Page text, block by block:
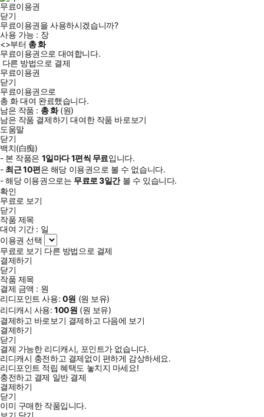
무료이용권
닫기
무료이용권을 사용하시겠습니까?
사용 가능 : 장
<>부터 총화
무료이용권으로 대여합니다.
다른 방법으로 결제
무료이용권
닫기
무료이용권으로
총 화대여 완료했습니다.
남은 작품 : 총화(원)
남은 작품 결제하기 대여한 작품 바로보기
도움말
닫기
백치(白痴)
- 본 작품은 1일마다1편씩 무료입니다.
- 최근10편은 해당 이용권으로 볼 수 없습니다.
- 해당 이용권으로는 무료로3일간볼 수 있습니다.
확인
무료로 보기
닫기
작품 제목
대여 기간 : 일
이용권 선택
무료로 보기 다른 방법으로 결제
결제하기
닫기
작품 제목
결제 금액 : 원
리디포인트 사용: 0원 (원 보유)
리디캐시 사용:100원 (원 보유)
결제하고 바로보기 결제하고 다음에 보기
결제하기
닫기
결제 가능한 리디캐시, 포인트가 없습니다.
리디캐시 충전하고 결제없이 편하게 감상하세요.
리디포인트 적립 혜택도 놓치지 마세요!
충전하고 결제 일반 결제
결제하기
닫기
이미 구매한 작품입니다.
보기 닫기